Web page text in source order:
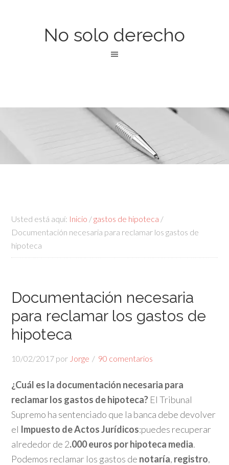
No solo derecho
Usted está aquí: Inicio /gastos de hipoteca /
Documentación necesaria para reclamar los gastos de
hipoteca
Documentación necesaria
para reclamar los gastos de
hipoteca
10/02/2017 por Jorge 90 comentarios
¿Cuál es la documentación necesaria para
reclamar los gastos de hipoteca? El Tribunal
Supremo ha sentenciado que la banca debe devolver
el Impuesto de Actos Jurídicos:puedes recuperar
alrededor de 2.000 euros por hipoteca media.
Podemos reclamar los gastos de notaría, registro,